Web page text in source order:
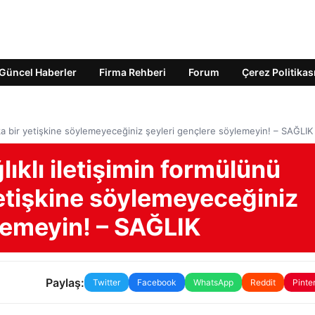
Haberler Firma Rehberi Forum Çerez
bir yetişkine söylemeyeceğiniz şeyleri gençlere söylemeyin! – SAĞLIK
iletişimin formülünü
söylemeyeceğiniz
– SAĞLIK
Paylaş: Twitter Facebook WhatsApp Reddit